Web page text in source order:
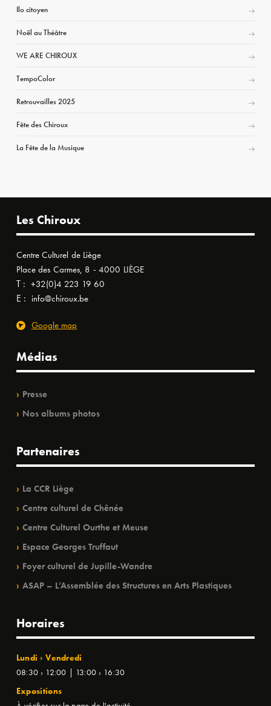
Ilo citoyen
Noël au Théâtre
WE ARE CHIROUX
TempoColor
Retrouvailles 2025
Fête des Chiroux
La Fête de la Musique
Les Chiroux
Centre Culturel de Liège
Place des Carmes, 8 - 4000 LIÈGE
T : +32(0)4 223 19 60
E : info@chiroux.be
Google map
Médias
Presse
Nos albums photos
Partenaires
La CCR Liège
Centre culturel de Chênée
Centre Culturel Ourthe et Meuse
Espace Georges Truffaut
Foyer culturel de Jupille-Wandre
ASAP – L’Assemblée des Structures en Arts Plastiques
Horaires
Lundi › Vendredi
08:30 › 12:00 | 13:00 › 16:30
Expositions